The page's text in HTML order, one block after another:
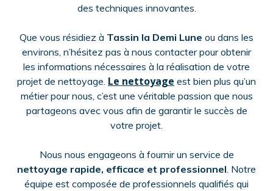
des techniques innovantes.
Que vous résidiez à Tassin la Demi Lune ou dans les
environs, n’hésitez pas à nous contacter pour obtenir
les informations nécessaires à la réalisation de votre
projet de nettoyage. Le nettoyage est bien plus qu’un
métier pour nous, c’est une véritable passion que nous
partageons avec vous afin de garantir le succès de
votre projet.
Nous nous engageons à fournir un service de
nettoyage rapide, efficace et professionnel . Notre
équipe est composée de professionnels qualifiés qui